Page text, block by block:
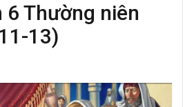
6 Thường niên
13)